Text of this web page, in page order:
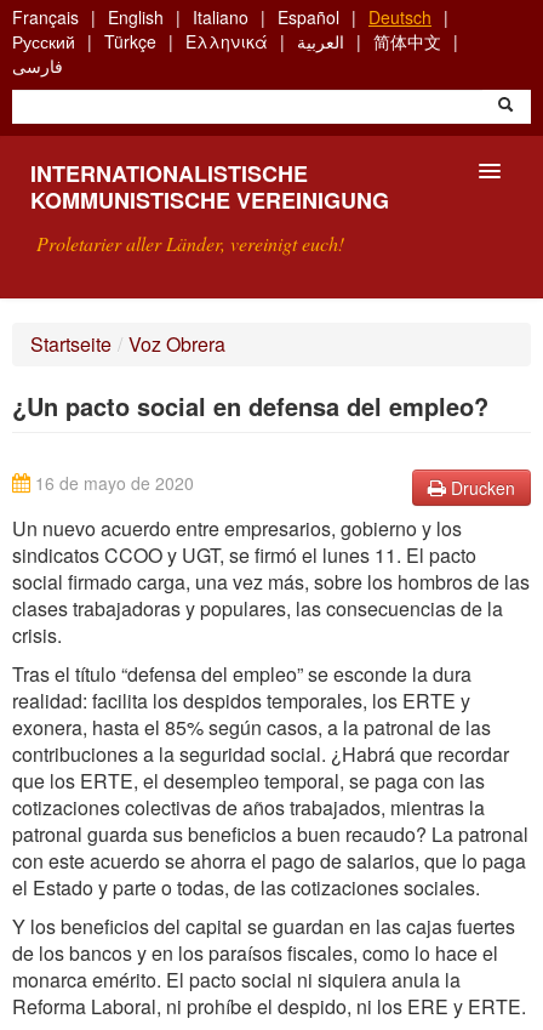
Skip
to
main
content
Français English Italiano Español
Deutsch
Русский
Türkçe Ελληνικά العربية
简体中文
فارسی
INTERNATIONALISTISCHE
KOMMUNISTISCHE VEREINIGUNG
Proletarier aller Länder, vereinigt euch!
KONTAKT
Startseite / Voz Obrera
¿Un pacto social en defensa del empleo?
Drucken
16 de mayo de 2020
Un nuevo acuerdo entre empresarios, gobierno y los
sindicatos CCOO y UGT, se firmó el lunes 11. El pacto
social firmado carga, una vez más, sobre los hombros de las
clases trabajadoras y populares, las consecuencias de la
crisis.
Tras el título “defensa del empleo” se esconde la dura
realidad: facilita los despidos temporales, los ERTE y
exonera, hasta el 85% según casos, a la patronal de las
contribuciones a la seguridad social. ¿Habrá que recordar
que los ERTE, el desempleo temporal, se paga con las
cotizaciones colectivas de años trabajados, mientras la
patronal guarda sus beneficios a buen recaudo? La patronal
con este acuerdo se ahorra el pago de salarios, que lo paga
el Estado y parte o todas, de las cotizaciones sociales.
Y los beneficios del capital se guardan en las cajas fuertes
de los bancos y en los paraísos fiscales, como lo hace el
monarca emérito. El pacto social ni siquiera anula la
Reforma Laboral, ni prohíbe el despido, ni los ERE y ERTE.